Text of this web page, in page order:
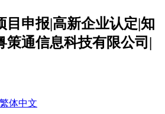
目申报|高新企业认定|知
策通信息科技有限公司|
繁体中文